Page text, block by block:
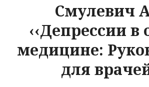
Смулевич
‹‹Депрессии
медицине:
для